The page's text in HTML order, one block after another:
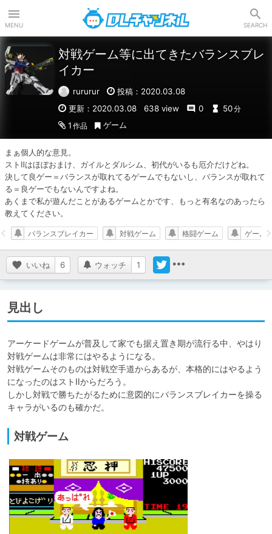
MENU SEARCH
対戦ゲーム等に出てきたバランスブレ
イカー
rururur
投稿：2020.03.08
更新：2020.03.08
638 view 0 50分
1 作品 ゲーム
まぁ個人的な意見。
ストⅡはほぼおまけ、ガイルとダルシム、初代がいるも厄介だけどね。
決して良ゲー＝バランスが取れてるゲームでもないし、バランスが取れて
る＝良ゲーでもないんですよね。
あくまで私が遊んだことがあるゲームとかです、もっと有名なのあったら
教えてください。
いいね 6 ウォッチ 1
バランスブレイカー 対戦ゲーム 格闘ゲーム ゲーム
見出し
アーケードゲームが普及して家でも据え置き期が流行る中、やはり
対戦ゲームは非常にはやるようになる。
対戦ゲームそのものは対戦空手道からあるが、本格的にはやるよう
になったのはストⅡからだろう。
しかし対戦で勝ちたがるために意図的にバランスブレイカーを操る
対戦ゲーム